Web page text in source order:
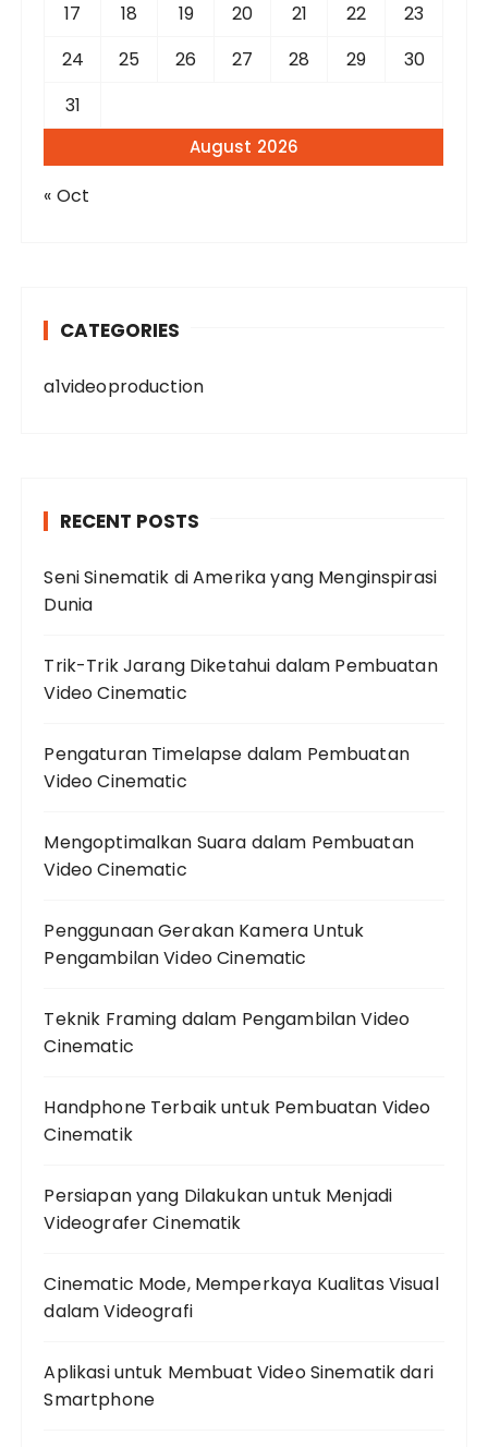
August 2026
17
18 19 20 21 22
23
24
25 26 27 28 29
30
31
« Oct
CATEGORIES
a1videoproduction
RECENT POSTS
Seni Sinematik di Amerika yang Menginspirasi
Dunia
Trik-Trik Jarang Diketahui dalam Pembuatan
Video Cinematic
Pengaturan Timelapse dalam Pembuatan
Video Cinematic
Mengoptimalkan Suara dalam Pembuatan
Video Cinematic
Penggunaan Gerakan Kamera Untuk
Pengambilan Video Cinematic
Teknik Framing dalam Pengambilan Video
Cinematic
Handphone Terbaik untuk Pembuatan Video
Cinematik
Persiapan yang Dilakukan untuk Menjadi
Videografer Cinematik
Cinematic Mode, Memperkaya Kualitas Visual
dalam Videografi
Aplikasi untuk Membuat Video Sinematik dari
Smartphone